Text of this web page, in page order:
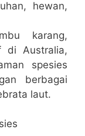
hewan,
karang,
di Australia,
spesies
berbagai
laut.